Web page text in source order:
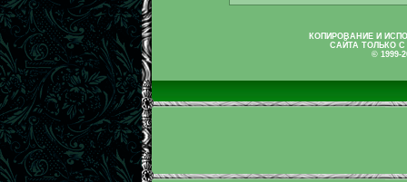
КОПИРОВАНИЕ И
САЙТА ТОЛЬКО
© 1999-